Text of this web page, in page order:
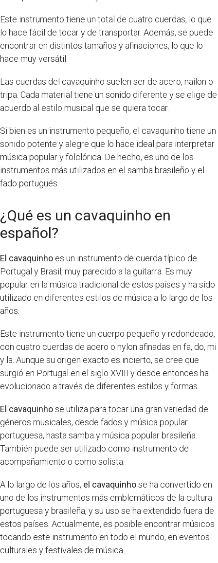
Este instrumento tiene un total de cuatro cuerdas, lo que
lo hace fácil de tocar y de transportar. Además, se puede
encontrar en distintos tamaños y afinaciones, lo que lo
hace muy versátil.
Las cuerdas del cavaquinho suelen ser de acero, nailon o
tripa. Cada material tiene un sonido diferente y se elige de
acuerdo al estilo musical que se quiera tocar.
Si bien es un instrumento pequeño, el cavaquinho tiene un
sonido potente y alegre que lo hace ideal para interpretar
música popular y folclórica. De hecho, es uno de los
instrumentos más utilizados en el samba brasileño y el
fado portugués.
¿Qué es un cavaquinho en
español?
El cavaquinho es un instrumento de cuerda típico de
Portugal y Brasil, muy parecido a la guitarra. Es muy
popular en la música tradicional de estos países y ha sido
utilizado en diferentes estilos de música a lo largo de los
años.
Este instrumento tiene un cuerpo pequeño y redondeado,
con cuatro cuerdas de acero o nylon afinadas en fa, do, mi
y la. Aunque su origen exacto es incierto, se cree que
surgió en Portugal en el siglo XVIII y desde entonces ha
evolucionado a través de diferentes estilos y formas.
El cavaquinhose utiliza para tocar una gran variedad de
géneros musicales, desde fados y música popular
portuguesa, hasta samba y música popular brasileña.
También puede ser utilizado como instrumento de
acompañamiento o como solista.
A lo largo de los años, el cavaquinhose ha convertido en
uno de los instrumentos más emblemáticos de la cultura
portuguesa y brasileña, y su uso se ha extendido fuera de
estos países. Actualmente, es posible encontrar músicos
tocando este instrumento en todo el mundo, en eventos
culturales y festivales de música.